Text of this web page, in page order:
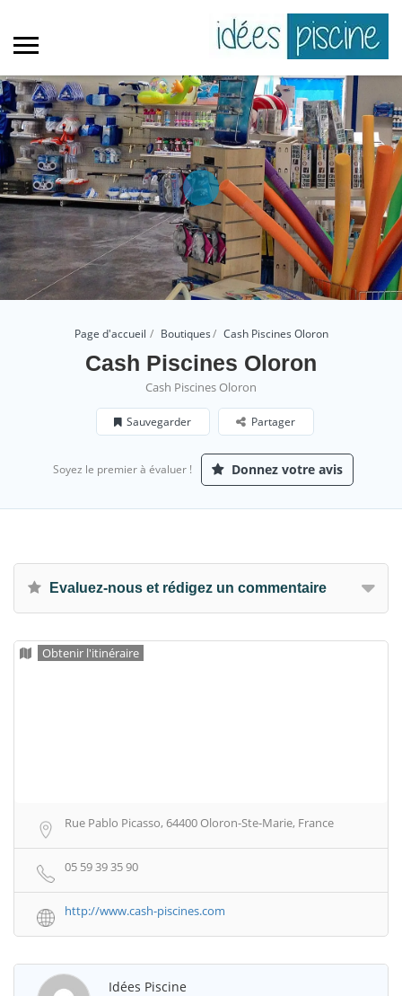
Page d'accueil Boutiques Cash Piscines Oloron
Cash Piscines Oloron
Cash Piscines Oloron
Sauvegarder Partager
Soyez le premier à évaluer ! Donnez votre avis
Evaluez-nous et rédigez un commentaire
Obtenir l'itinéraire
Rue Pablo Picasso, 64400 Oloron-Ste-Marie, France
05 59 39 35 90
http://www.cash-piscines.com
Idées Piscine